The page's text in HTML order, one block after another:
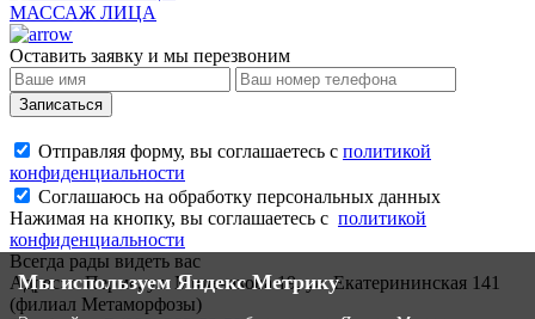
МАССАЖ ЛИЦА
Оставить заявку и мы перезвоним
Записаться
Отправляя форму, вы соглашаетесь с политикой
конфиденциальности
Соглашаюсь на обработку персональных данных
Нажимая на кнопку, вы соглашаетесь с политикой
конфиденциальности
Всегда рады видеть вас
Адрес:г. Пермь, ул. Мильчакова 19, ул. Екатерининская 141
(филиал Метаморфозы)
Мы используем Яндекс Метрику